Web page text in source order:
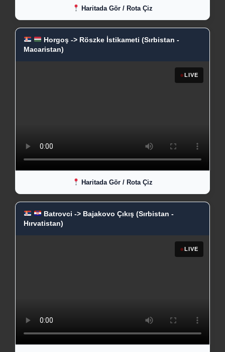
Haritada Gör / Rota Çiz
Horgoş -> Röszke İstikameti (Sırbistan -
Macaristan)
●LIVE
Haritada Gör / Rota Çiz
Batrovci -> Bajakovo Çıkış (Sırbistan -
Hırvatistan)
●LIVE